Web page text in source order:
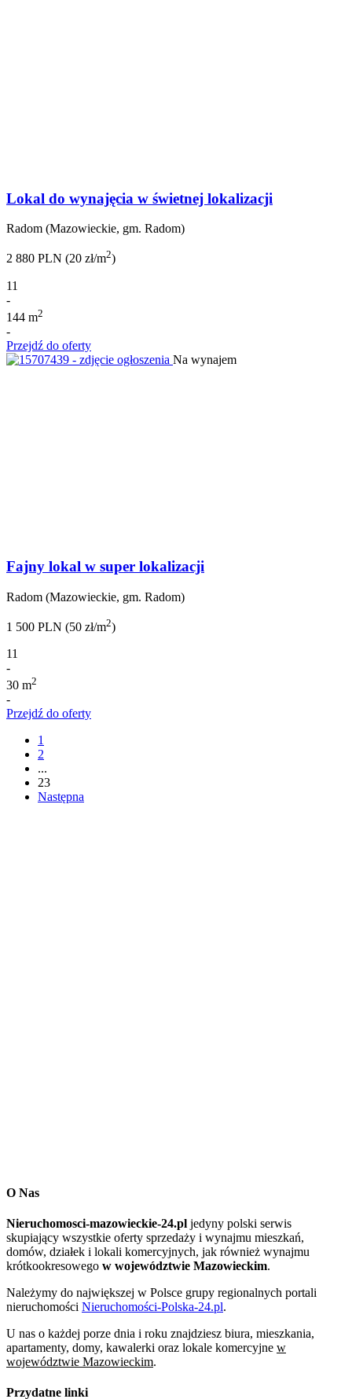
Lokal do wynajęcia w świetnej lokalizacji
Radom (Mazowieckie, gm. Radom)
2 880 PLN (20 zł/m2)
11
-
144 m2
-
Przejdź do oferty
Na wynajem
Fajny lokal w super lokalizacji
Radom (Mazowieckie, gm. Radom)
1 500 PLN (50 zł/m2)
11
-
30 m2
-
Przejdź do oferty
1
2
...
23
Następna
O Nas
Nieruchomosci-mazowieckie-24.pl jedyny polski serwis
skupiający wszystkie oferty sprzedaży i wynajmu mieszkań,
domów, działek i lokali komercyjnych, jak również wynajmu
krótkookresowego w województwie Mazowieckim.
Należymy do największej w Polsce grupy regionalnych portali
nieruchomości Nieruchomości-Polska-24.pl.
U nas o każdej porze dnia i roku znajdziesz biura, mieszkania,
apartamenty, domy, kawalerki oraz lokale komercyjne w
województwie Mazowieckim.
Przydatne linki